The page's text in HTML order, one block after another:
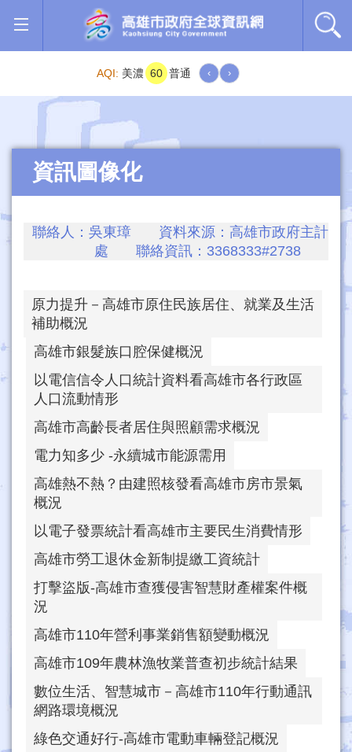
跳到主要內容區塊
AQI: 美濃 60 普通 ‹ ›
資訊圖像化
聯絡人：吳東璋 資料來源：高雄市政府主計
處 聯絡資訊：3368333#2738
原力提升－高雄市原住民族居住、就業及生活
補助概況
高雄市銀髮族口腔保健概況
以電信信令人口統計資料看高雄市各行政區
人口流動情形
高雄市高齡長者居住與照顧需求概況
電力知多少 -永續城市能源需用
高雄熱不熱？由建照核發看高雄市房市景氣
概況
以電子發票統計看高雄市主要民生消費情形
高雄市勞工退休金新制提繳工資統計
打擊盜版-高雄市查獲侵害智慧財產權案件概
況
高雄市110年營利事業銷售額變動概況
高雄市109年農林漁牧業普查初步統計結果
數位生活、智慧城市－高雄市110年行動通訊
網路環境概況
綠色交通好行-高雄市電動車輛登記概況